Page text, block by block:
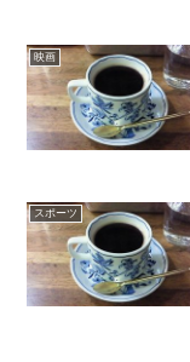
映画
スポーツ